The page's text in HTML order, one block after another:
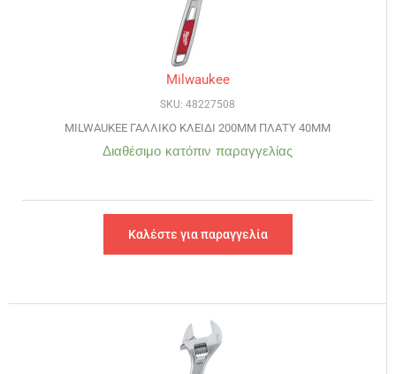
Milwaukee
SKU: 48227508
MILWAUKEE ΓΑΛΛΙΚΟ ΚΛΕΙΔΙ 200MM ΠΛΑΤΥ 40MM
Διαθέσιμο κατόπιν παραγγελίας
Καλέστε για παραγγελία